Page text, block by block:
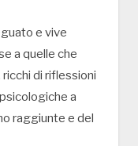
e vive
a quelle che
di riflessioni
a
raggiunte e del